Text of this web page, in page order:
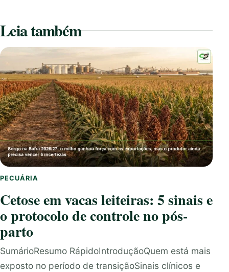
Leia também
PECUÁRIA
Cetose em vacas leiteiras: 5 sinais e
o protocolo de controle no pós-
parto
SumárioResumo RápidoIntroduçãoQuem está mais
exposto no período de transiçãoSinais clínicos e